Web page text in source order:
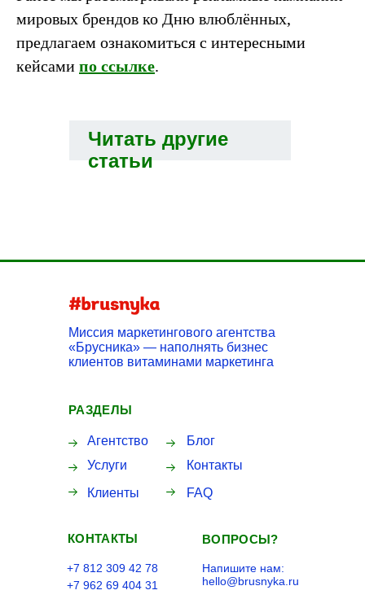
мировых брендов ко Дню влюблённых,
предлагаем ознакомиться с интересными
кейсами по ссылке.
Читать другие
статьи
Миссия маркетингового агентства
«Брусника» — наполнять бизнес
клиентов витаминами маркетинга
РАЗДЕЛЫ
Агентство
Услуги
Контакты
Клиенты
FAQ
Блог
Напишите нам:
hello@brusnyka.ru
КОНТАКТЫ ВОПРОСЫ?
+7 812 309 42 78
+7 962 69 404 31